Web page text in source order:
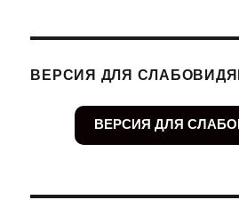
ВЕРСИЯ ДЛЯ
ВЕРСИЯ ДЛЯ